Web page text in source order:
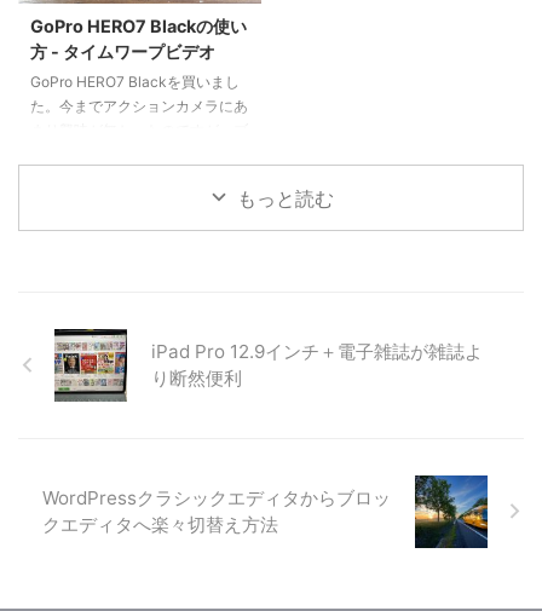
ったりするので、iPhone 11 Pro
Maxを買ったわけです。 せっか
く買ったので、まずはiPhoneの
カメラを使いこなすために、まず
GoPro HERO7 Blackの使い
方 - タイムワープビデオ
GoPro HERO7 Blackを買いまし
た。今までアクションカメラにあ
なってHyperSmoothだけでな
く、タイムワープビデオや音声コ
たいと思います。 タイムラプス
には、TimeWarp (タイムワープ)
ビデオ、タイムラプスビデオ、タ
もっと読む
iPad Pro 12.9インチ＋電子雑誌が雑誌よ
り断然便利
WordPressクラシックエディタからブロッ
クエディタへ楽々切替え方法